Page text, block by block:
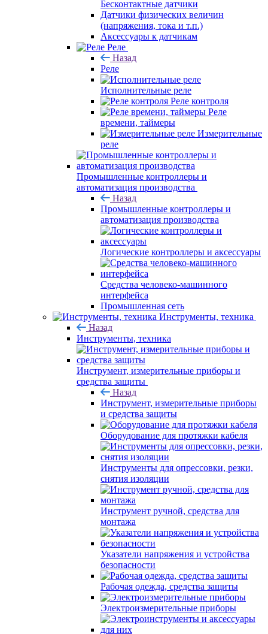
Бесконтактные датчики
Датчики физических величин
(напряжения, тока и т.п.)
Аксессуары к датчикам
Реле
Назад
Реле
Исполнительные реле
Реле контроля
Реле
времени, таймеры
Измерительные
реле
Промышленные контроллеры и
автоматизация производства
Назад
Промышленные контроллеры и
автоматизация производства
Логические контроллеры и аксессуары
Средства человеко-машинного
интерфейса
Промышленная сеть
Инструменты, техника
Назад
Инструменты, техника
Инструмент, измерительные приборы и
средства защиты
Назад
Инструмент, измерительные приборы
и средства защиты
Оборудование для протяжки кабеля
Инструменты для опрессовки, резки,
снятия изоляции
Инструмент ручной, средства для
монтажа
Указатели напряжения и устройства
безопасности
Рабочая одежда, средства защиты
Электроизмерительные приборы